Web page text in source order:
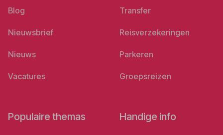
Blog
Nieuwsbrief
Nieuws
Vacatures
Transfer
Reisverzekeringen
Parkeren
Groepsreizen
Populaire themas Handige info